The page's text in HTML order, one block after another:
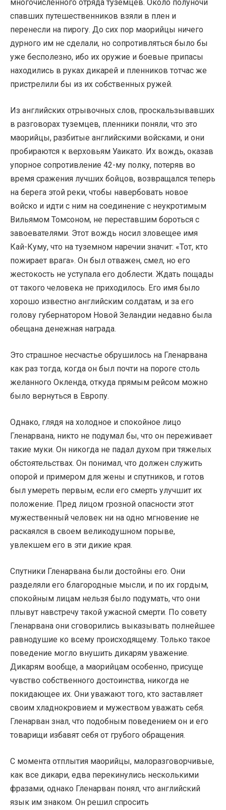
многочисленного отряда туземцев. Около полуночи
спавших путешественников взяли в плен и
перенесли на пирогу. До сих пор маорийцы ничего
дурного им не сделали, но сопротивляться было бы
уже бесполезно, ибо их оружие и боевые припасы
находились в руках дикарей и пленников тотчас же
пристрелили бы из их собственных ружей.
Из английских отрывочных слов, проскальзывавших
в разговорах туземцев, пленники поняли, что это
маорийцы, разбитые английскими войсками, и они
пробираются к верховьям Уаикато. Их вождь, оказав
упорное сопротивление 42-му полку, потеряв во
время сражения лучших бойцов, возвращался теперь
на берега этой реки, чтобы навербовать новое
войско и идти с ним на соединение с неукротимым
Вильямом Томсоном, не переставшим бороться с
завоевателями. Этот вождь носил зловещее имя
Кай-Куму, что на туземном наречии значит: «Тот, кто
пожирает врага». Он был отважен, смел, но его
жестокость не уступала его доблести. Ждать пощады
от такого человека не приходилось. Его имя было
хорошо известно английским солдатам, и за его
голову губернатором Новой Зеландии недавно была
обещана денежная награда.
Это страшное несчастье обрушилось на Гленарвана
как раз тогда, когда он был почти на пороге столь
желанного Окленда, откуда прямым рейсом можно
было вернуться в Европу.
Однако, глядя на холодное и спокойное лицо
Гленарвана, никто не подумал бы, что он переживает
такие муки. Он никогда не падал духом при тяжелых
обстоятельствах. Он понимал, что должен служить
опорой и примером для жены и спутников, и готов
был умереть первым, если его смерть улучшит их
положение. Пред лицом грозной опасности этот
мужественный человек ни на одно мгновение не
раскаялся в своем великодушном порыве,
увлекшем его в эти дикие края.
Спутники Гленарвана были достойны его. Они
разделяли его благородные мысли, и по их гордым,
спокойным лицам нельзя было подумать, что они
плывут навстречу такой ужасной смерти. По совету
Гленарвана они сговорились выказывать полнейшее
равнодушие ко всему происходящему. Только такое
поведение могло внушить дикарям уважение.
Дикарям вообще, а маорийцам особенно, присуще
чувство собственного достоинства, никогда не
покидающее их. Они уважают того, кто заставляет
своим хладнокровием и мужеством уважать себя.
Гленарван знал, что подобным поведением он и его
товарищи избавят себя от грубого обращения.
С момента отплытия маорийцы, малоразговорчивые,
как все дикари, едва перекинулись несколькими
фразами, однако Гленарван понял, что английский
язык им знаком. Он решил спросить